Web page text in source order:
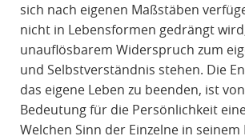
sich nach eigenen Maßstäben
nicht in Lebensformen gedrängt
unauflösbarem Widerspruch zum
und Selbstverständnis stehen. Die
das eigene Leben zu beenden, ist
Bedeutung für die Persönlichkeit
Welchen Sinn der Einzelne in